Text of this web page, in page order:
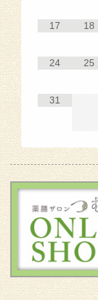
17 18
24 25
31